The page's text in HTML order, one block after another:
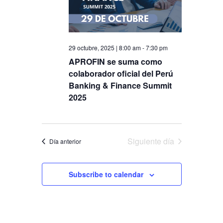
29 octubre, 2025 | 8:00 am-7:30 pm
APROFIN se suma como
colaborador oficial del Perú
Banking & Finance Summit
2025
Día anterior Siguiente día
Subscribe to calendar